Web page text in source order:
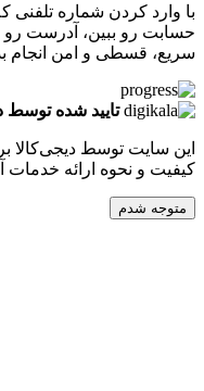
شماره تلفنی که در
ببین، آدرست رو انتخاب
و امن انجام بده.
تایید شده توسط دیجی‌کالا
توسط دیجی‌کالا بررسی
ارائه خدمات آن